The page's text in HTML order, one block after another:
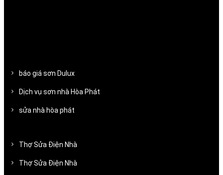
báo giá sơn Dulux
Dịch vụ sơn nhà Hòa Phát
sửa nhà hòa phát
Thợ Sửa Điện Nhà
Thợ Sửa Điện Nhà